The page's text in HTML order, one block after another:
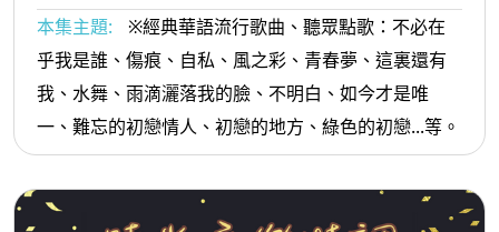
本集主題:
※經典華語流行歌曲、聽眾點歌：不必在
乎我是誰、傷痕、自私、風之彩、青春夢、這裏還有
我、水舞、雨滴灑落我的臉、不明白、如今才是唯
一、難忘的初戀情人、初戀的地方、綠色的初戀...等。